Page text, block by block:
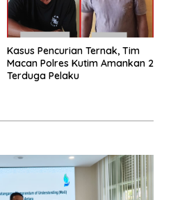
Kasus Pencurian Ternak, Tim
Macan Polres Kutim Amankan 2
Terduga Pelaku